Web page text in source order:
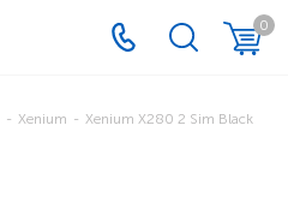
0
- Xenium - Xenium X280 2 Sim Black